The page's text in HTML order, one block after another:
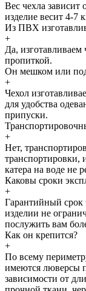
Вес чехла зависит
изделие весит 4-7
Из ПВХ
+
Да,
пропиткой.
Он мешком или
+
Чехол
для удобства
припуски.
+
Нет,
транспортировки,
катера на воде не
Каковы сроки
+
Гарантийный срок
изделии не
послужить вам
Как он крепится?
+
По всему
имеются люверсы
зависимости от